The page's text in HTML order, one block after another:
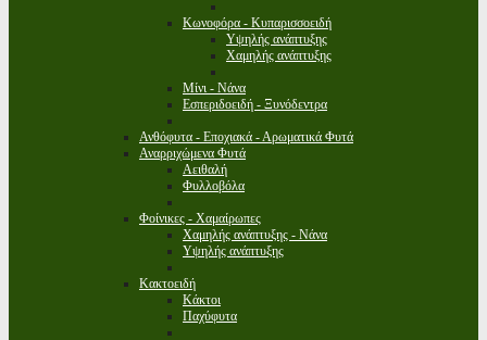
Κωνοφόρα - Κυπαρισσοειδή
Υψηλής ανάπτυξης
Χαμηλής ανάπτυξης
Μίνι - Νάνα
Εσπεριδοειδή - Ξυνόδεντρα
Ανθόφυτα - Εποχιακά - Αρωματικά Φυτά
Αναρριχώμενα Φυτά
Αειθαλή
Φυλλοβόλα
Φοίνικες - Χαμαίρωπες
Χαμηλής ανάπτυξης - Νάνα
Υψηλής ανάπτυξης
Κακτοειδή
Κάκτοι
Παχύφυτα